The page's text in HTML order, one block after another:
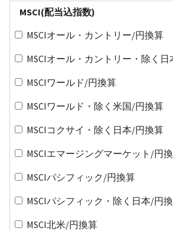
MSCI(配当込指数)
MSCIオール・カントリー/円換算
MSCIオール・カントリー・除く
MSCIワールド/円換算
MSCIワールド・除く米国/円換算
MSCIコクサイ・除く日本/円換算
MSCIエマージングマーケット/円
MSCIパシフィック/円換算
MSCIパシフィック・除く日本/円
MSCI北米/円換算